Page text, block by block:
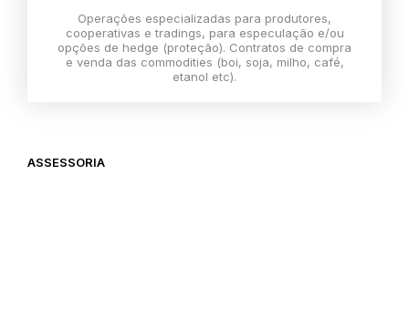
Operações especializadas para produtores,
cooperativas e tradings, para especulação e/ou
opções de hedge (proteção). Contratos de compra
e venda das commodities (boi, soja, milho, café,
etanol etc).
ASSESSORIA